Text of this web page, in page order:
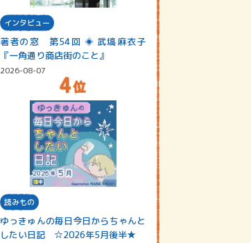
インタビュー
著者の窓 第54回 ◈ 武塙麻衣子
『一角通り商店街のこと』
2026-08-07
読みもの
ゆっきゅんの毎日今日からちゃんと
したい日記 ☆2026年5月後半★